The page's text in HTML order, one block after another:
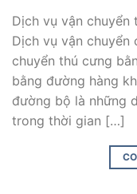
Dịch vụ vận
Dịch vụ vận chuyển
chuyển thú cưng
bằng đường hàng
đường bộ là những
trong thời gian […]